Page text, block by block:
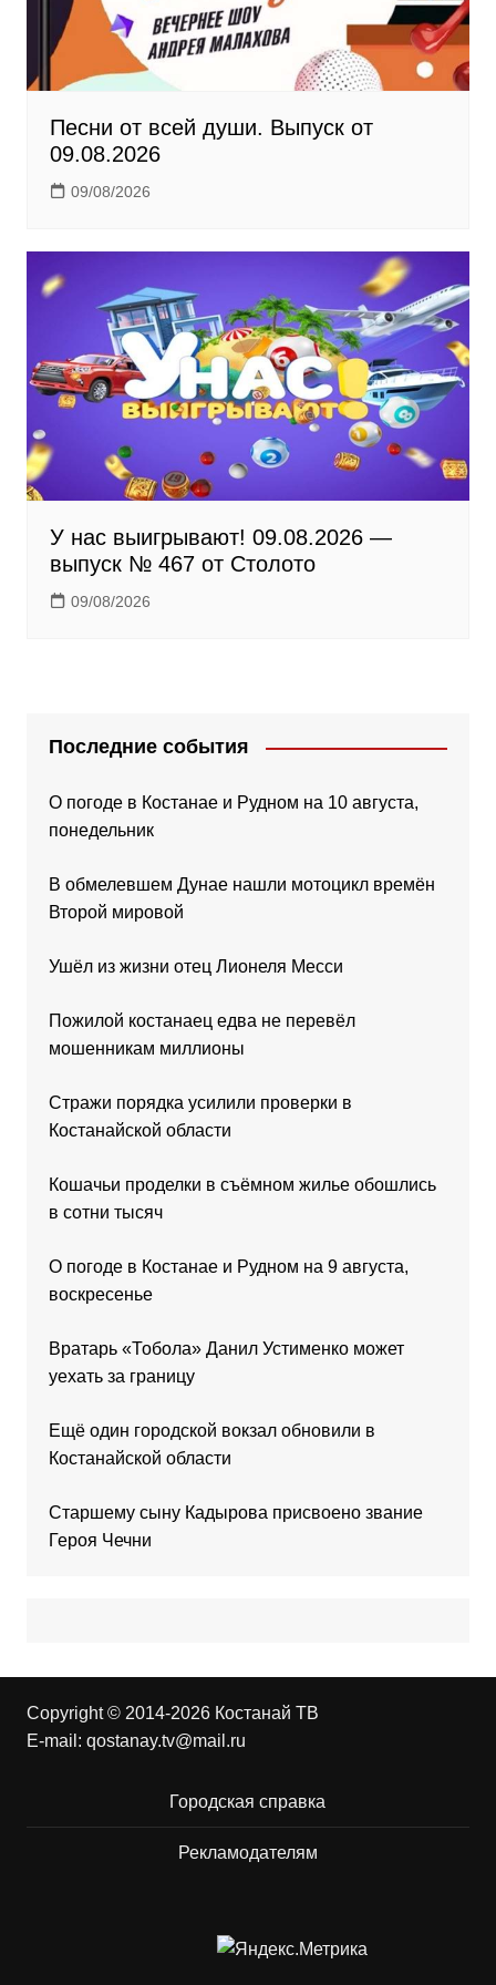
Песни от всей души. Выпуск от
09.08.2026
09/08/2026
У нас выигрывают! 09.08.2026 —
выпуск № 467 от Столото
09/08/2026
Последние события
О погоде в Костанае и Рудном на 10 августа,
понедельник
В обмелевшем Дунае нашли мотоцикл времён
Второй мировой
Ушёл из жизни отец Лионеля Месси
Пожилой костанаец едва не перевёл
мошенникам миллионы
Стражи порядка усилили проверки в
Костанайской области
Кошачьи проделки в съёмном жилье обошлись
в сотни тысяч
О погоде в Костанае и Рудном на 9 августа,
воскресенье
Вратарь «Тобола» Данил Устименко может
уехать за границу
Ещё один городской вокзал обновили в
Костанайской области
Старшему сыну Кадырова присвоено звание
Героя Чечни
Copyright © 2014-2026 Костанай ТВ
E-mail: qostanay.tv@mail.ru
Городская справка
Рекламодателям